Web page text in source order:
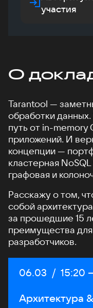
участия
О
Tarantool —
обработки
путь от in-
приложений. И
концепции —
кластерная
графовая и
Расскажу о том,
собой
за прошедшие 15
преимущества
разработчиков.
Дата:
06.03 / 15:20 –
Архитектура